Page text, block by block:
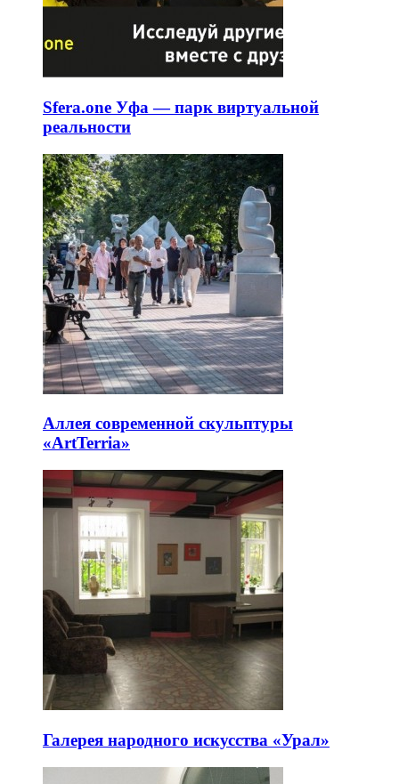
Sfera.one Уфа — парк виртуальной
реальности
Аллея современной скульптуры
«ArtTerria»
Галерея народного искусства «Урал»